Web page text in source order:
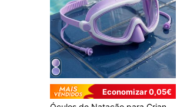
Economizar 0,05€